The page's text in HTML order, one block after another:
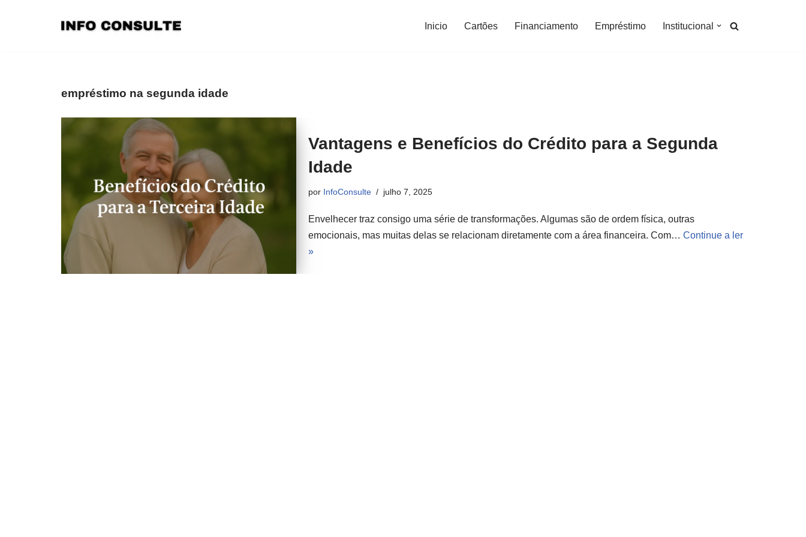
Inicio Cartões Financiamento Empréstimo Institucional
empréstimo na segunda idade
Vantagens e Benefícios do Crédito para a Segunda
Idade
por InfoConsulte julho 7, 2025
Envelhecer traz consigo uma série de transformações. Algumas são de ordem física, outras
emocionais, mas muitas delas se relacionam diretamente com a área financeira. Com… Continue a ler
»